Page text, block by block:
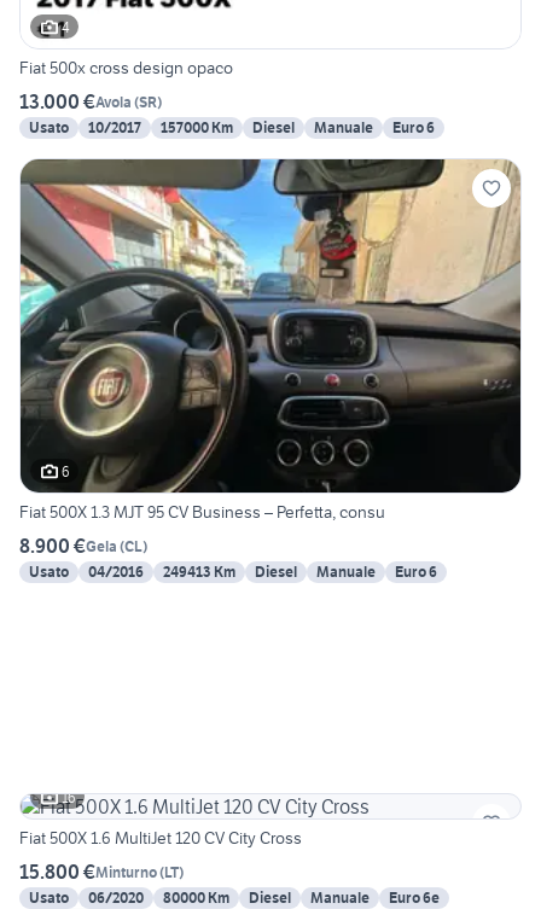
4
Fiat 500x cross design opaco
13.000 €Avola (SR)
Usato
10/2017 157000 Km Diesel Manuale Euro 6
6
Fiat 500X 1.3 MJT 95 CV Business – Perfetta, consu
8.900 €Gela (CL)
Usato
04/2016 249413 Km Diesel Manuale Euro 6
16
Fiat 500X 1.6 MultiJet 120 CV City Cross
15.800 €Minturno(LT)
Usato
06/2020 80000 Km Diesel Manuale
Euro 6e